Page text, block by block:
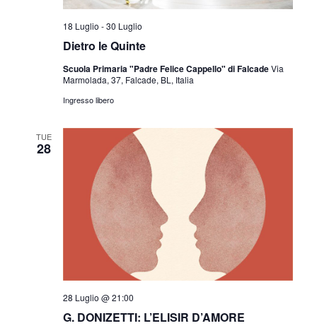
18 Luglio -30 Luglio
Dietro le Quinte
Scuola Primaria "Padre Felice Cappello" di FalcadeVia
Marmolada, 37, Falcade, BL, Italia
Ingresso libero
TUE
28
28 Luglio @ 21:00
G. DONIZETTI: L’ELISIR D’AMORE